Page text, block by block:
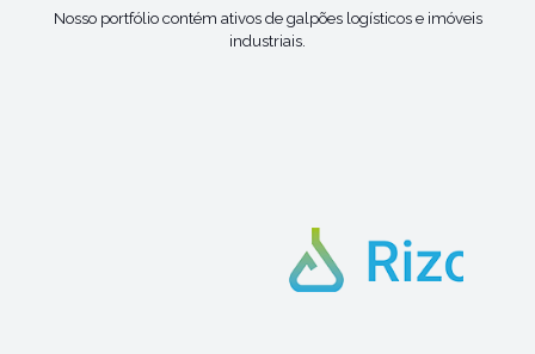
Nosso portfólio contém ativos de galpões logísticos e imóveis
industriais.